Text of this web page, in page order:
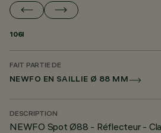
106I
FAIT PARTIE DE
NEWFO EN SAILLIE Ø 88 MM
DESCRIPTION
NEWFO Spot Ø88 - Réflecteur -